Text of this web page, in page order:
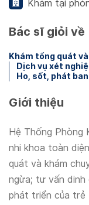
Khám tại
Bác sĩ giỏi về
Khám tổng quát
Dịch vụ xét
Ho, sốt, phát ban
Giới thiệu
Hệ Thống Phòng
nhi khoa toàn
quát và khám
ngừa; tư vấn
phát triển của trẻ